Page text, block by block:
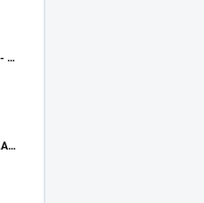
FRESH FARM NO GLUTEN CAT STERILIZED - KURACIE S HRÁŠKOM 1,4KG
BARKIN HIGH PREMIUM ADULT ALL SIZE LAMB - JAHŇACIE 15KG